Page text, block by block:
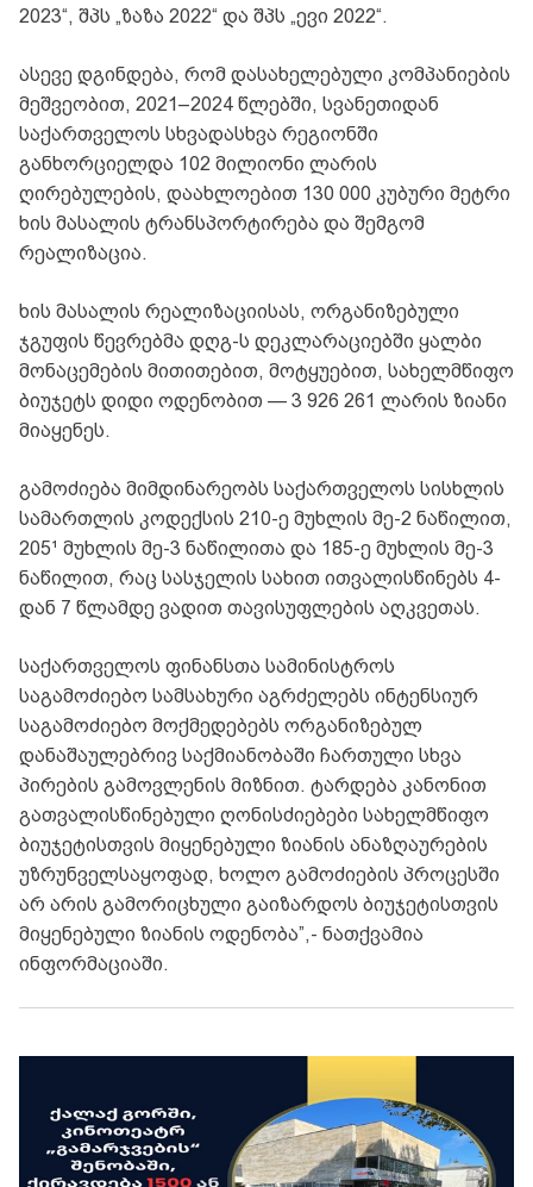
2023“, შპს „ზაზა 2022“ და შპს „ევი 2022“.
ასევე დგინდება, რომ დასახელებული კომპანიების
მეშვეობით, 2021–2024 წლებში, სვანეთიდან
საქართველოს სხვადასხვა რეგიონში
განხორციელდა 102 მილიონი ლარის
ღირებულების, დაახლოებით 130 000 კუბური მეტრი
ხის მასალის ტრანსპორტირება და შემგომ
რეალიზაცია.
ხის მასალის რეალიზაციისას, ორგანიზებული
ჯგუფის წევრებმა დღგ-ს დეკლარაციებში ყალბი
მონაცემების მითითებით, მოტყუებით, სახელმწიფო
ბიუჯეტს დიდი ოდენობით — 3 926 261 ლარის ზიანი
მიაყენეს.
გამოძიება მიმდინარეობს საქართველოს სისხლის
სამართლის კოდექსის 210-ე მუხლის მე-2 ნაწილით,
205¹ მუხლის მე-3 ნაწილითა და 185-ე მუხლის მე-3
ნაწილით, რაც სასჯელის სახით ითვალისწინებს 4-
დან 7 წლამდე ვადით თავისუფლების აღკვეთას.
საქართველოს ფინანსთა სამინისტროს
საგამოძიებო სამსახური აგრძელებს ინტენსიურ
საგამოძიებო მოქმედებებს ორგანიზებულ
დანაშაულებრივ საქმიანობაში ჩართული სხვა
პირების გამოვლენის მიზნით. ტარდება კანონით
გათვალისწინებული ღონისძიებები სახელმწიფო
ბიუჯეტისთვის მიყენებული ზიანის ანაზღაურების
უზრუნველსაყოფად, ხოლო გამოძიების პროცესში
არ არის გამორიცხული გაიზარდოს ბიუჯეტისთვის
მიყენებული ზიანის ოდენობა”,- ნათქვამია
ინფორმაციაში.